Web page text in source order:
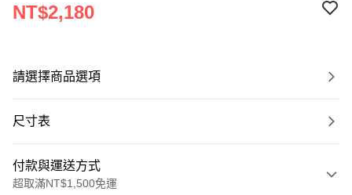
NT$2,180
請選擇商品選項
尺寸表
付款與運送方式
超取滿NT$1,500免運